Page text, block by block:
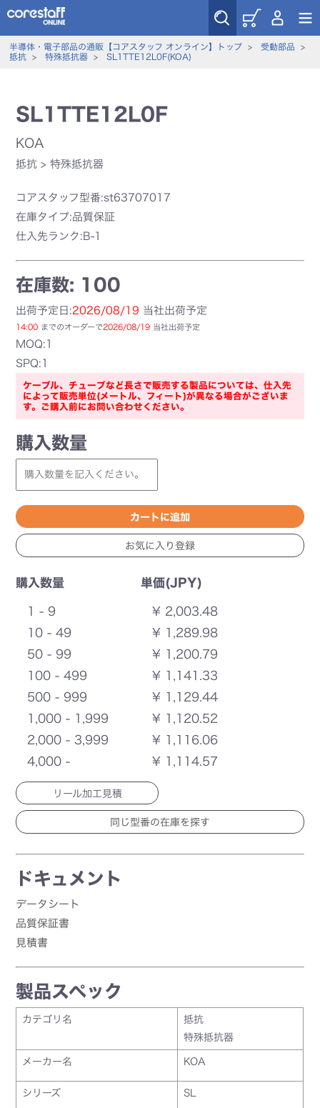
半導体・電子部品の通販【コアスタッフ オンライン】トップ> 受動部品 >
抵抗> 特殊抵抗器> SL1TTE12L0F(KOA)
SL1TTE12L0F
KOA
抵抗 >特殊抵抗器
コアスタッフ型番:st63707017
在庫タイプ:品質保証
仕入先ランク:B-1
在庫数: 100
出荷予定日:2026/08/19 当社出荷予定
14:00 までのオーダーで2026/08/19 当社出荷予定
MOQ:1
SPQ:1
ケーブル、チューブなど長さで販売する製品については、仕入先
によって販売単位(メートル、フィート)が異なる場合がございま
す。ご購入前にお問い合わせください。
購入数量
購入数量 単価(JPY)
1 - 9
¥ 2,003.48
10 - 49
¥ 1,289.98
50 - 99
¥ 1,200.79
100 - 499
¥ 1,141.33
500 - 999
¥ 1,129.44
1,000 - 1,999
¥ 1,120.52
2,000 - 3,999
¥ 1,116.06
4,000 -
¥ 1,114.57
リール加工見積
ドキュメント
データシート
品質保証書
見積書
製品スペック
カテゴリ名
抵抗
特殊抵抗器
メーカー名 KOA
シリーズ SL